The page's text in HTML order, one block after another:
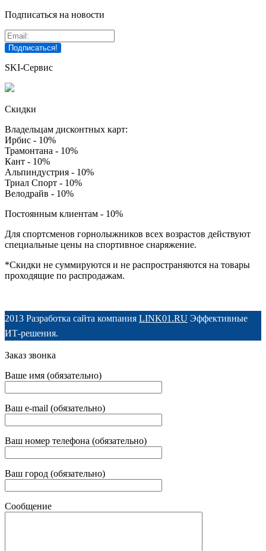
Подписаться на новости
SKI-Сервис
Скидки
Владельцам дисконтных карт:
Ирбис - 10%
Трамонтана - 10%
Кант - 10%
Альпиндустрия - 10%
Триал Спорт - 10%
Велодрайв - 10%
Постоянным клиентам - 10%
Для спортсменов горнолыжников всех возрастов действуют
специальные цены на спортивное снаряжение.
*Скидки не суммируются и не распространяются на товары
проходящие по распродажам.
2013 Разработка сайта компания LINK01.RU Эффективные
ИТ-решения.
Заказ звонка
Ваше имя (обязательно)
Ваш e-mail (обязательно)
Ваш номер телефона (обязательно)
Ваш город (обязательно)
Сообщение